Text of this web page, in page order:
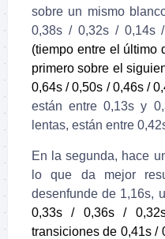
sobre un mismo
0,38s / 0,32s / 0,14s
(tiempo entre el último
primero sobre el
0,64s / 0,50s / 0,46s /
están entre 0,13s y
lentas, están entre
En la segunda, hace
lo que da mejor
desenfunde de 1,16s,
0,33s / 0,36s /
transiciones de 0,41s /